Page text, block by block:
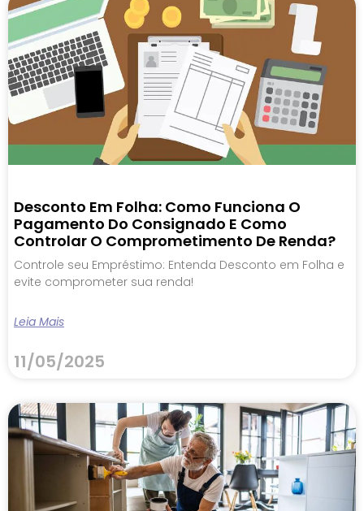
Desconto Em Folha: Como Funciona O
Pagamento Do Consignado E Como
Controlar O Comprometimento De Renda?
Controle seu Empréstimo: Entenda Desconto em Folha e
evite comprometer sua renda!
Leia Mais
11/05/2025